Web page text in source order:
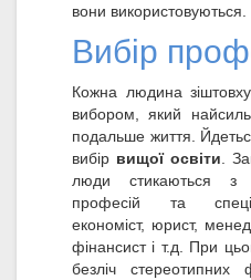
вони використовуються.
Вибір
Кожна людина
вибором, який
подальше життя.
вибір вищої освіти .
люди стикаються з
професій та
економіст, юрист,
фінансист і т.д. При
безліч